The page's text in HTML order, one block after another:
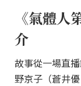
《氣體人
介
故事從一場直
野京子（蒼井